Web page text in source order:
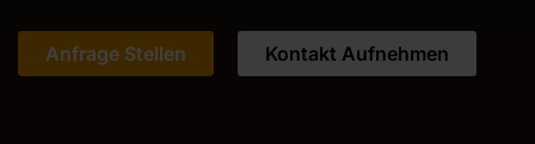
Anfrage Stellen Kontakt Aufnehmen